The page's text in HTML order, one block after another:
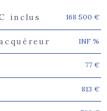
inclus 168 500 €
INF %
77 €
813 €